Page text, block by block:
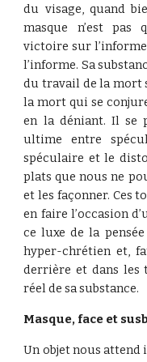
du visage, quand
masque n’est pas
victoire sur
l’informe. Sa
du travail de la mort
la mort qui se
en la déniant. Il se
ultime entre
spéculaire et le
plats que nous ne
et les façonner. Ces
en faire l’occasion
ce luxe de la
hyper-chrétien et,
derrière et dans les
réel de sa substance.
Masque, face et
Un objet nous attend